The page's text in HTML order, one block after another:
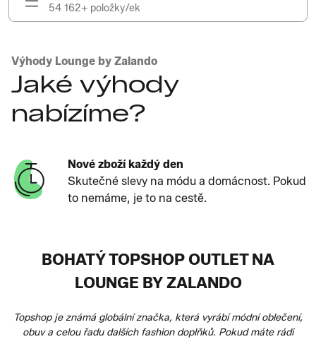
54 162+ položky/ek
Výhody Lounge by Zalando
Jaké výhody
nabízíme?
Nové zboží každý den
Skutečné slevy na módu a domácnost. Pokud
to nemáme, je to na cestě.
BOHATÝ TOPSHOP OUTLET NA
LOUNGE BY ZALANDO
Topshop je známá globální značka, která vyrábí módní oblečení,
obuv a celou řadu dalších fashion doplňků. Pokud máte rádi